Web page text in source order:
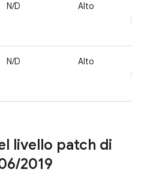
N/D Alto
N/D Alto
livello patch di
/2019